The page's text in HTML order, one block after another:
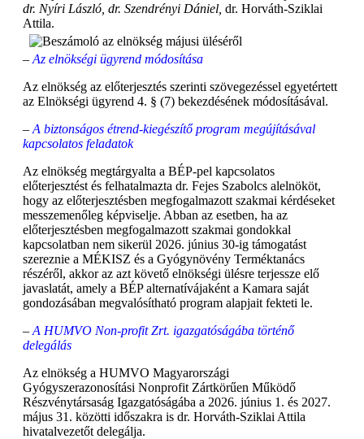
dr. Nyíri László, dr. Szendrényi Dániel, dr. Horváth-Sziklai
Attila.
– Az elnökségi ügyrend módosítása
Az elnökség az előterjesztés szerinti szövegezéssel egyetértett
az Elnökségi ügyrend 4. § (7) bekezdésének módosításával.
– A biztonságos étrend-kiegészítő program megújításával
kapcsolatos feladatok
Az elnökség megtárgyalta a BÉP-pel kapcsolatos
előterjesztést és felhatalmazta dr. Fejes Szabolcs alelnököt,
hogy az előterjesztésben megfogalmazott szakmai kérdéseket
messzemenőleg képviselje. Abban az esetben, ha az
előterjesztésben megfogalmazott szakmai gondokkal
kapcsolatban nem sikerül 2026. június 30-ig támogatást
szereznie a MÉKISZ és a Gyógynövény Terméktanács
részéről, akkor az azt követő elnökségi ülésre terjessze elő
javaslatát, amely a BÉP alternatívájaként a Kamara saját
gondozásában megvalósítható program alapjait fekteti le.
– A HUMVO Non-profit Zrt. igazgatóságába történő
delegálás
Az elnökség a HUMVO Magyarországi
Gyógyszerazonosítási Nonprofit Zártkörűen Működő
Részvénytársaság Igazgatóságába a 2026. június 1. és 2027.
május 31. közötti időszakra is dr. Horváth-Sziklai Attila
hivatalvezetőt delegálja.